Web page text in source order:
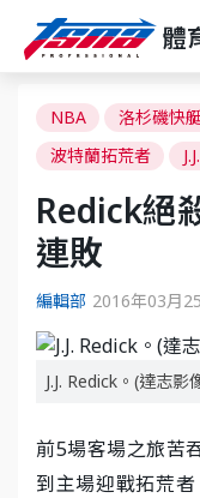
體
NBA 洛杉磯快艇
波特蘭拓荒者
Redick絕
連敗
編輯部 2016年03月
J.J. Redick。(達志影
前5場客場之旅苦
到主場迎戰拓荒